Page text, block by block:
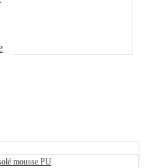
mousse PU